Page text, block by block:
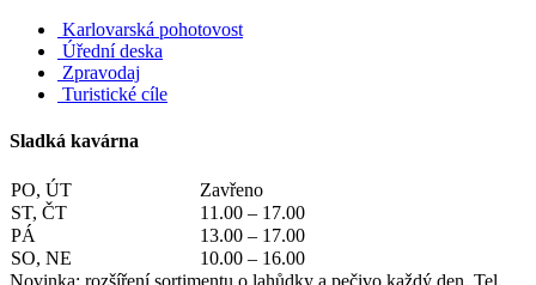
Karlovarská pohotovost
Úřední deska
Zpravodaj
Turistické cíle
Sladká kavárna
PO, ÚT
Zavřeno
ST, ČT
11.00 – 17.00
PÁ
13.00 – 17.00
SO, NE
10.00 – 16.00
Novinka: rozšíření sortimentu o lahůdky a pečivo každý den. Tel.